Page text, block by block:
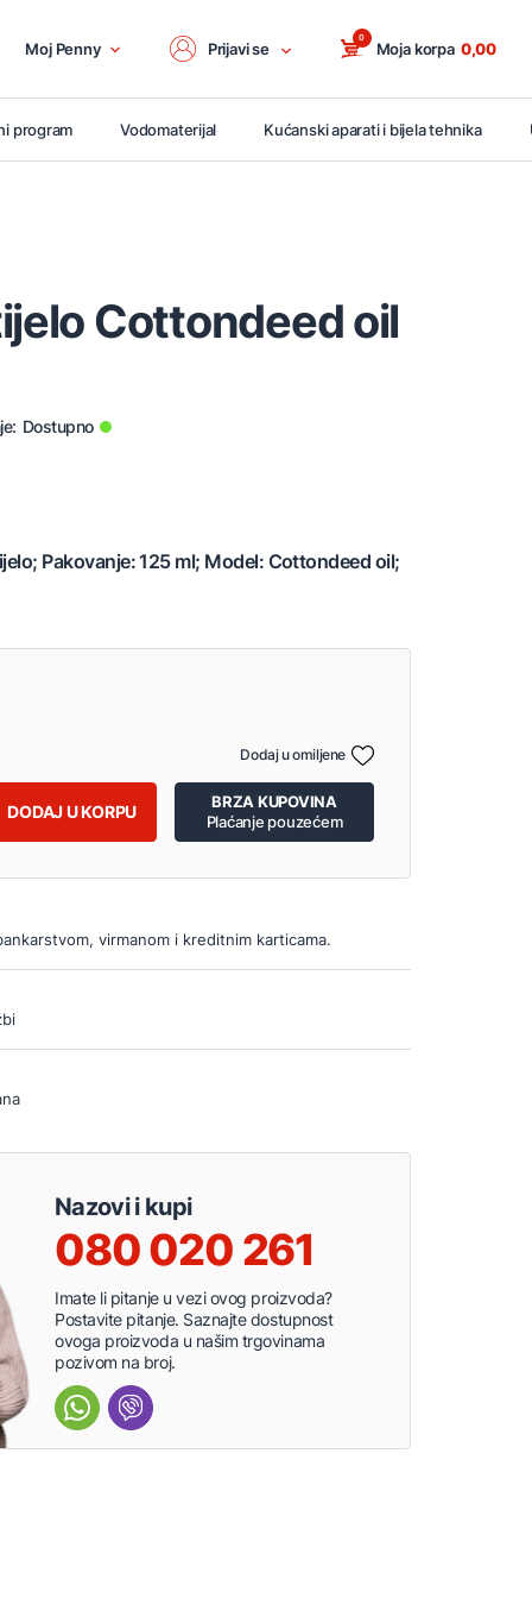
Moj Penny Prijavi se Moja korpa
0
0,00
program Vodomaterijal Kućanski aparati i bijela tehnika
Cottondeed oil
Dostupno
Pakovanje: 125 ml; Model: Cottondeed oil;
DODAJ U KORPU
BRZA KUPOVINA
Plaćanje pouzećem
Dodaj u omiljene
virmanom i kreditnim karticama.
Nazovi i kupi
080 020 261
Imate li pitanje u vezi ovog proizvoda?
Postavite pitanje. Saznajte dostupnost
ovoga proizvoda u našim trgovinama
pozivom na broj.